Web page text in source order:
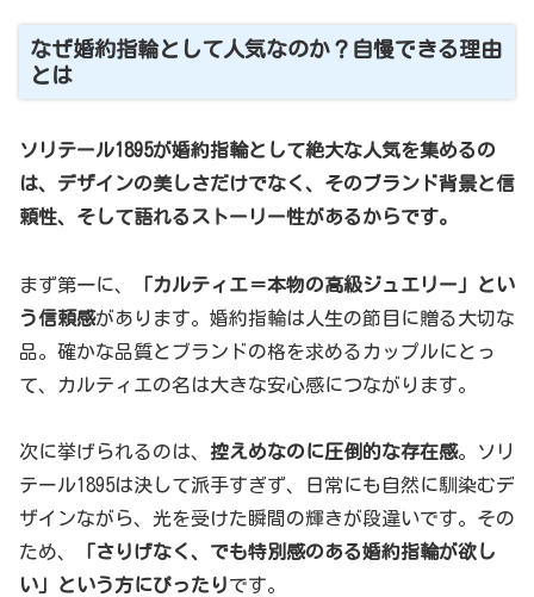
なぜ婚約指輪として人気なのか？自慢できる理由
とは
ソリテール1895が婚約指輪として絶大な人気を集めるの
は、デザインの美しさだけでなく、そのブランド背景と信
頼性、そして語れるストーリー性があるからです。
まず第一に、
「カルティエ＝本物の高級ジュエリー」とい
う信頼感があります。婚約指輪は人生の節目に贈る大切な
品。確かな品質とブランドの格を求めるカップルにとっ
て、カルティエの名は大きな安心感につながります。
次に挙げられるのは、 控えめなのに圧倒的な存在感。ソリ
テール1895は決して派手すぎず、日常にも自然に馴染むデ
ザインながら、光を受けた瞬間の輝きが段違いです。その
ため、
「さりげなく、でも特別感のある婚約指輪が欲し
い」という方にぴったりです。